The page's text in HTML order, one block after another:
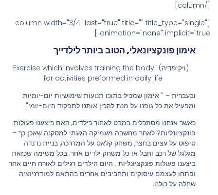
[/column]
[column width="3/4" last="true" title="" title_type="single"
animation="none" implicit="true"]
אימון פונקציונאלי, הטוב ביותר לילדייך
(ויקיפדיה) "Exercise which involves training the body
for activities preformed in daily life"
ובעברית – " אימון שמכיל בתוכו תנועות שימושיות יום-יומיות
ומפעיל את כל גופנו על מנת להכין אותנו לתפקוד היום-יומי".
כאשר אנחנו מסתכלים במבט לאחור כילדים, האם ביצענו פעולות
פונקציונליות? לאחר מחשבה מעמיקה הגעתי למסקנה שאכן כך –
טיפוס על עצים בחצר, משחק קלאס על המדרכה, בניית נדנדה
מגלגל של רכב וחבל או כל משחק ילדים אחר. בכל משימה שכזאת
ביצענו פעולות פונקציונליות . היום הילדים רגילים לאורח חיים אחר
ופתחו לעצמם עיסוקים ותחביבים אחרים בהתאם למודרניזציה
שחלה על כולנו.